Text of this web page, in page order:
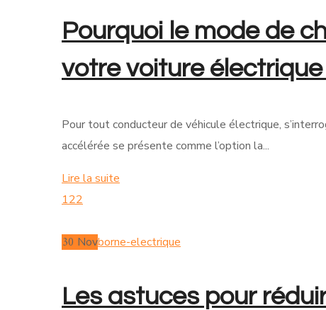
Pourquoi le mode de
votre voiture électrique
Pour tout conducteur de véhicule électrique,
accélérée se présente comme l’option la...
Lire la suite
122
30 Novborne-electrique
Les astuces pour